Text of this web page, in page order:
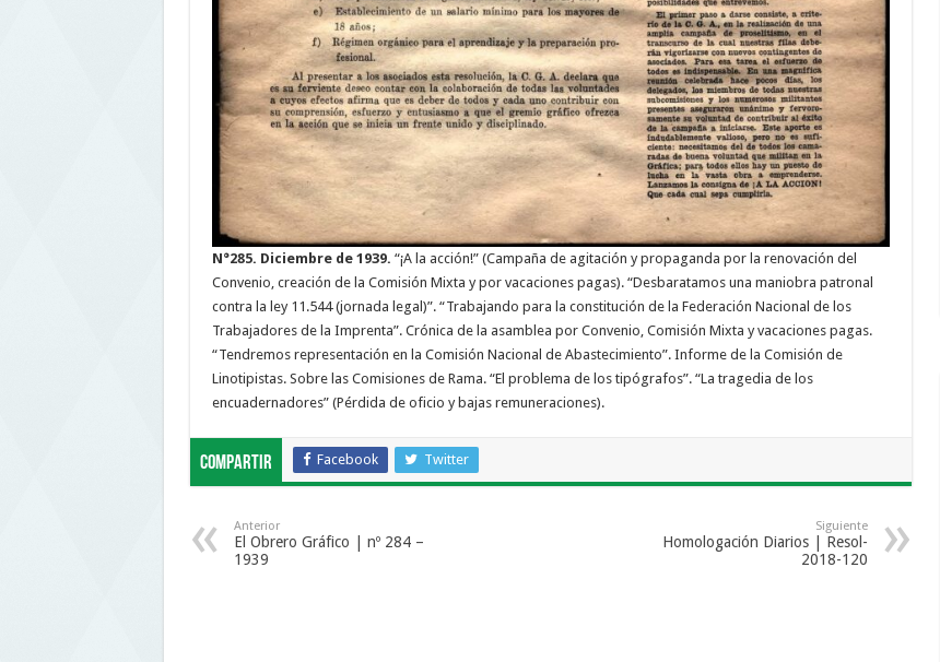
N°285. Diciembre de 1939. “¡A la acción!” (Campaña de agitación y propaganda por la renovación del
Convenio, creación de la Comisión Mixta y por vacaciones pagas). “Desbaratamos una maniobra patronal
contra la ley 11.544 (jornada legal)”. “Trabajando para la constitución de la Federación Nacional de los
Trabajadores de la Imprenta”. Crónica de la asamblea por Convenio, Comisión Mixta y vacaciones pagas.
“Tendremos representación en la Comisión Nacional de Abastecimiento”. Informe de la Comisión de
Linotipistas. Sobre las Comisiones de Rama. “El problema de los tipógrafos”. “La tragedia de los
encuadernadores” (Pérdida de oficio y bajas remuneraciones).
Compartir Facebook Twitter
Anterior
El Obrero Gráfico | nº 284 –
1939
Siguiente
Homologación Diarios | Resol-
2018-120